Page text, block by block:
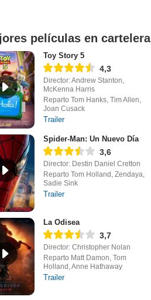
películas en cartelera
Toy Story 5
4,3
Director: Andrew Stanton,
McKenna Harris
Reparto Tom Hanks, Tim Allen,
Joan Cusack
Trailer
Spider-Man: Un Nuevo Día
3,6
Director: Destin Daniel Cretton
Reparto Tom Holland, Zendaya,
Sadie Sink
Trailer
La Odisea
3,7
Director: Christopher Nolan
Reparto Matt Damon, Tom
Holland, Anne Hathaway
Trailer